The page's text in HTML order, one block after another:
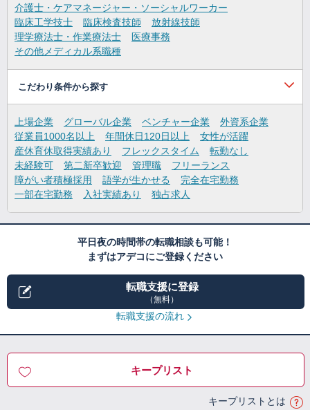
介護士・ケアマネージャー・ソーシャルワーカー
臨床工学技士
臨床検査技師
放射線技師
理学療法士・作業療法士
医療事務
その他メディカル系職種
こだわり条件から探す
上場企業 グローバル企業 ベンチャー企業
外資系企業
従業員1000名以上
年間休日120日以上
女性が活躍
産休育休取得実績あり
フレックスタイム
転勤なし
未経験可
第二新卒歓迎 管理職
フリーランス
障がい者積極採用
語学が生かせる
完全在宅勤務
一部在宅勤務
入社実績あり 独占求人
平日夜の時間帯の転職相談も可能！
まずはアデコにご登録ください
転職支援に登録
（無料）
転職支援の流れ
キープリスト
キープリストとは